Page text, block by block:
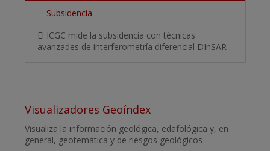
Subsidencia
El ICGC mide la subsidencia con técnicas
avanzades de interferometría diferencial DInSAR
Visualizadores Geoíndex
Visualiza la información geológica, edafológica y, en
general, geotemática y de riesgos geológicos